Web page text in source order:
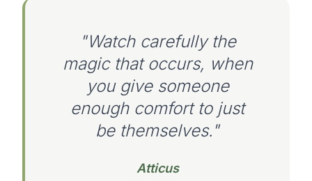
"Watch carefully the
magic that occurs, when
you give someone
enough comfort to just
be themselves."
Atticus